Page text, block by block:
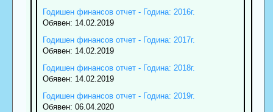
Годишен финансов отчет - Година: 2016г.
Обявен: 14.02.2019
Годишен финансов отчет - Година: 2017г.
Обявен: 14.02.2019
Годишен финансов отчет - Година: 2018г.
Обявен: 14.02.2019
Годишен финансов отчет - Година: 2019г.
Обявен: 06.04.2020